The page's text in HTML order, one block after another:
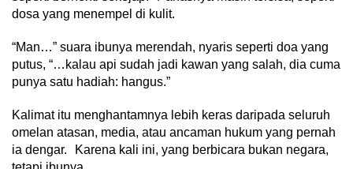
dosa yang menempel di kulit.
“Man…” suara ibunya merendah, nyaris seperti doa yang
putus, “…kalau api sudah jadi kawan yang salah, dia cuma
punya satu hadiah: hangus.”
Kalimat itu menghantamnya lebih keras daripada seluruh
omelan atasan, media, atau ancaman hukum yang pernah
ia dengar. Karena kali ini, yang berbicara bukan negara,